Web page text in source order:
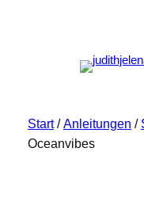
Start/Anleitungen /
Oceanvibes